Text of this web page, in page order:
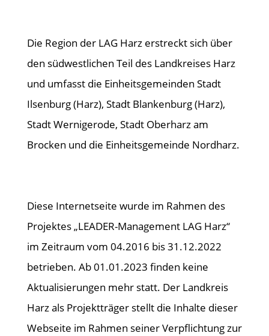
Die Region der LAG Harz erstreckt sich über
den südwestlichen Teil des Landkreises Harz
und umfasst die Einheitsgemeinden Stadt
Ilsenburg (Harz), Stadt Blankenburg (Harz),
Stadt Wernigerode, Stadt Oberharz am
Brocken und die Einheitsgemeinde Nordharz.
Diese Internetseite wurde im Rahmen des
Projektes „LEADER-Management LAG Harz“
im Zeitraum vom 04.2016 bis 31.12.2022
betrieben. Ab 01.01.2023 finden keine
Aktualisierungen mehr statt. Der Landkreis
Harz als Projektträger stellt die Inhalte dieser
Webseite im Rahmen seiner Verpflichtung zur